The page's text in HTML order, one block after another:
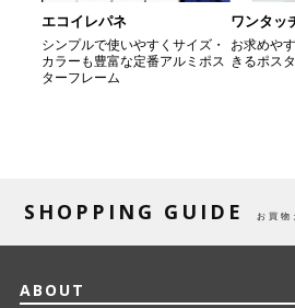
エコイレパネ
シンプルで使いやすくサイズ・
カラーも豊富な定番アルミポス
ターフレーム
ワンタッ
お求めや
きるポス
SHOPPING GUIDE お買物
ABOUT